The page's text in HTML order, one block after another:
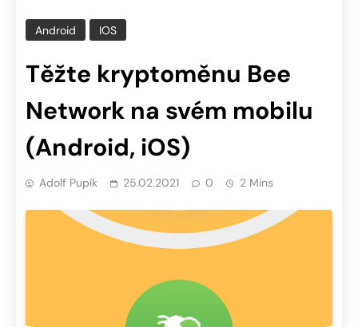
Android IOS
Těžte kryptoměnu Bee
Network na svém mobilu
(Android, iOS)
Adolf Pupík 25.02.2021 0 2 Mins